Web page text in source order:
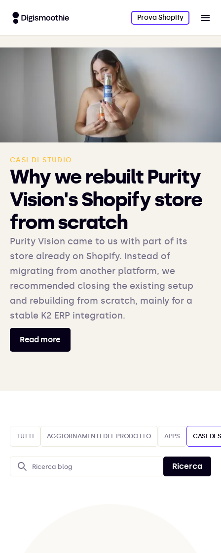
Prova Shopify
CASI DI STUDIO
Why we rebuilt Purity
Vision's Shopify store
from scratch
Purity Vision came to us with part of its
store already on Shopify. Instead of
migrating from another platform, we
recommended closing the existing setup
and rebuilding from scratch, mainly for a
stable K2 ERP integration.
Read more
TUTTI AGGIORNAMENTI DEL PRODOTTO APPS CASI DI